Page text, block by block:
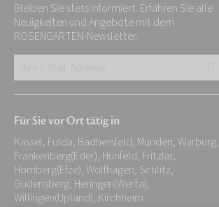
Bleiben Sie stets informiert. Erfahren Sie alle
Neuigkeiten und Angebote mit dem
ROSENGARTEN-Newsletter.
Adresse:
*
Für Sie vor Ort tätig in
Kassel, Fulda, Badhersfeld, Münden, Warburg,
Frankenberg(Eder), Hünfeld, Fritzlar,
Homberg(Efze), Wolfhagen, Schlitz,
Gudensberg, Heringen(Werta),
Willingen(Upland), Kirchheim